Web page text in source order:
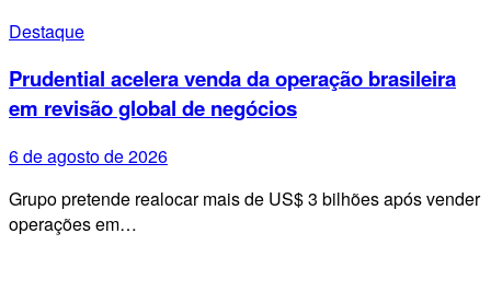
Destaque
Prudential acelera venda da operação brasileira
em revisão global de negócios
6 de agosto de 2026
Grupo pretende realocar mais de US$ 3 bilhões após vender
operações em…